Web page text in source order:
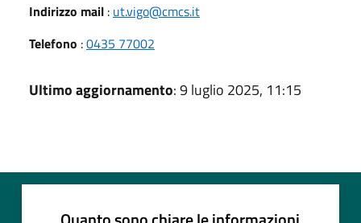
Indirizzo mail : ut.vigo@cmcs.it
Telefono :0435 77002
Ultimo aggiornamento: 9 luglio 2025, 11:15